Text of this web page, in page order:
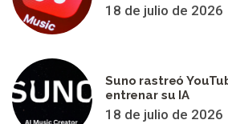
18 de julio de 2026
Suno rastreó
entrenar su IA
18 de julio de 2026